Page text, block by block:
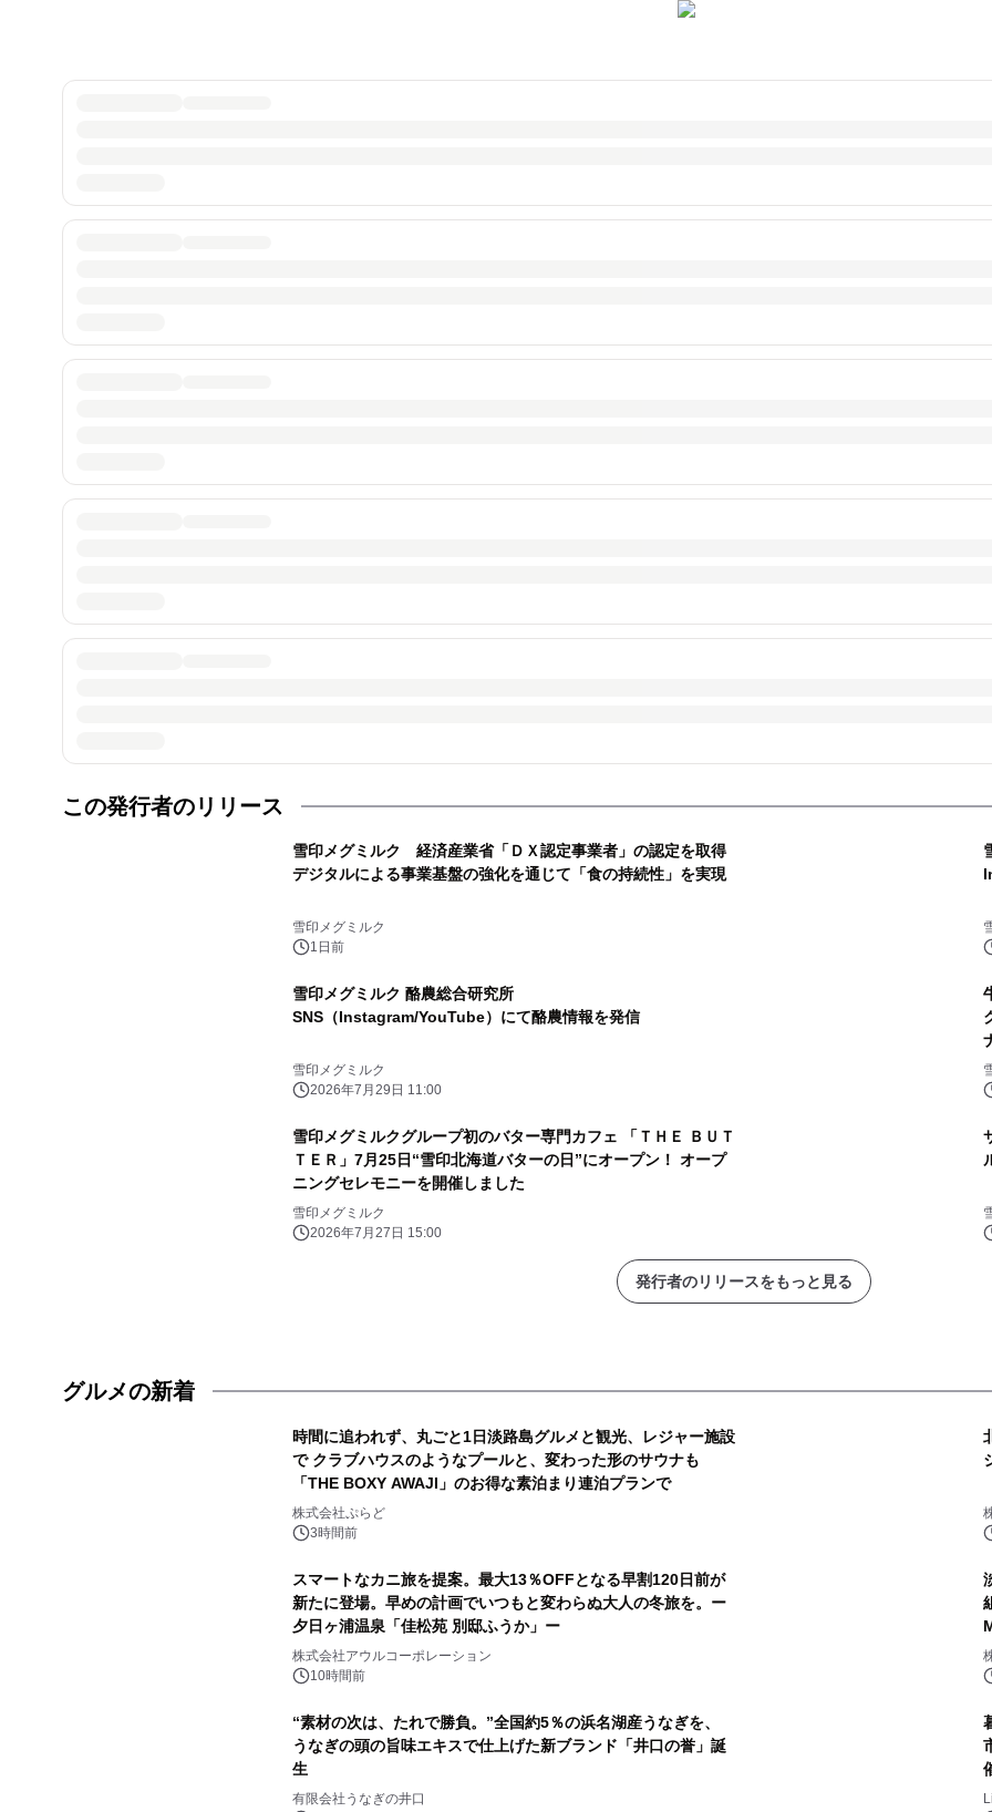
この発行者のリリース
雪印メグミルク 経済産業省「ＤＸ認定事業者」の認定を取得
デジタルによる事業基盤の強化を通じて「食の持続性」を実現
雪印メグミルク
1日前
雪印メグミルク 酪農総合研究所
SNS（Instagram/YouTube）にて酪農情報を発信
雪印メグミルク
2026年7月29日 11:00
雪印メグミルクグループ初のバター専門カフェ 「ＴＨＥ ＢＵＴ
ＴＥＲ」7月25日“雪印北海道バターの日”にオープン！ オープ
ニングセレモニーを開催しました
雪印メグミルク
2026年7月27日 15:00
発行者のリリースをもっと見る
グルメの新着
時間に追われず、丸ごと1日淡路島グルメと観光、レジャー施設
で クラブハウスのようなプールと、変わった形のサウナも
「THE BOXY AWAJI」のお得な素泊まり連泊プランで
株式会社ぷらど
3時間前
スマートなカニ旅を提案。最大13％OFFとなる早割120日前が
新たに登場。早めの計画でいつもと変わらぬ大人の冬旅を。ー
夕日ヶ浦温泉「佳松苑 別邸ふうか」ー
株式会社アウルコーポレーション
10時間前
“素材の次は、たれで勝負。”全国約5％の浜名湖産うなぎを、
うなぎの頭の旨味エキスで仕上げた新ブランド「井口の誉」誕
生
有限会社うなぎの井口